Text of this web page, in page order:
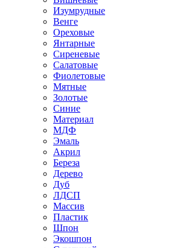
Изумрудные
Венге
Ореховые
Янтарные
Сиреневые
Салатовые
Фиолетовые
Мятные
Золотые
Синие
Материал
МДФ
Эмаль
Акрил
Береза
Дерево
Дуб
ЛДСП
Массив
Пластик
Шпон
Экошпон